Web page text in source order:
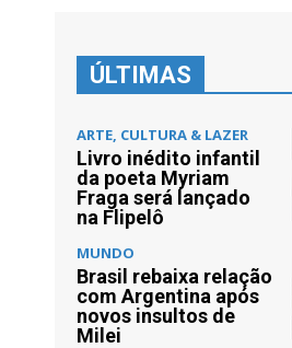
ÚLTIMAS
ARTE, CULTURA & LAZER
Livro inédito infantil
da poeta Myriam
Fraga será lançado
na Flipelô
MUNDO
Brasil rebaixa relação
com Argentina após
novos insultos de
Milei